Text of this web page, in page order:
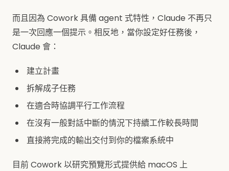
而且因為 Cowork 具備 agent 式特性，Claude 不再只
是一次回應一個提示。相反地，當你設定好任務後，
Claude 會：
建立計畫
拆解成子任務
在適合時協調平行工作流程
在沒有一般對話中斷的情況下持續工作較長時間
直接將完成的輸出交付到你的檔案系統中
目前 Cowork 以研究預覽形式提供給 macOS 上